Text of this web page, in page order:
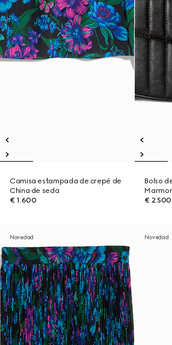
Camisa estampada de crepé de
China de seda
€ 1.600
Bolso
€ 2.500
Novedad Novedad